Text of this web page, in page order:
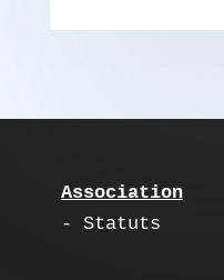
Association
- Statuts